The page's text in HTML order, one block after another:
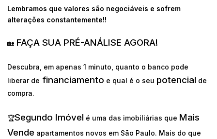
Lembramos que valores são negociáveis e sofrem
alterações constantemente!!
🏡 FAÇA SUA PRÉ-ANÁLISE AGORA!
Descubra, em apenas 1 minuto, quanto o banco pode
liberar de financiamento e qual é o seu potencial de
compra.
🏆Segundo Imóvel é uma das imobiliárias que Mais
Vende apartamentos novos em São Paulo. Mais do que